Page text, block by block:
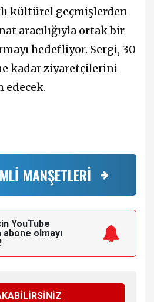
kültürel geçmişlerden
aracılığıyla ortak bir
hedefliyor. Sergi, 30
kadar ziyaretçilerini
edecek.
MANŞETLERİ
YouTube
abone olmayı